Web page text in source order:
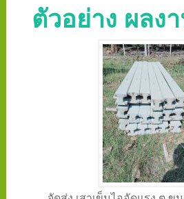
ตัวอย่าง ผลง